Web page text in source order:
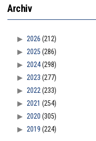
Archiv
2026 (212)
2025 (286)
2024(298)
2023 (277)
2022(233)
2021 (254)
2020 (305)
2019 (224)